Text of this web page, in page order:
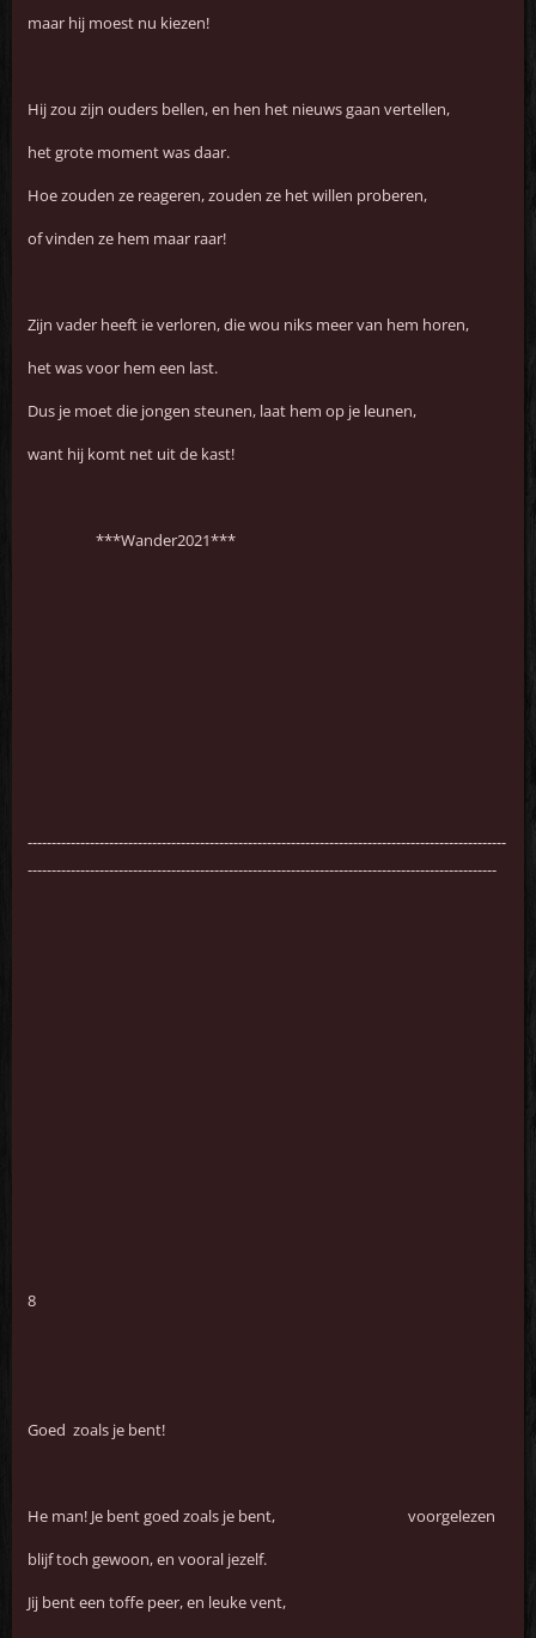
maar hij moest nu kiezen!
Hij zou zijn ouders bellen, en hen het nieuws gaan vertellen,
het grote moment was daar.
Hoe zouden ze reageren, zouden ze het willen proberen,
of vinden ze hem maar raar!
Zijn vader heeft ie verloren, die wou niks meer van hem horen,
het was voor hem een last.
Dus je moet die jongen steunen, laat hem op je leunen,
want hij komt net uit de kast!
***Wander2021***
----------------------------------------------------------------------------------------------------
--------------------------------------------------------------------------------------------------
8
Goed zoals je bent!
He man! Je bent goed zoals je bent, voorgelezen
blijf toch gewoon, en vooral jezelf.
Jij bent een toffe peer, en leuke vent,